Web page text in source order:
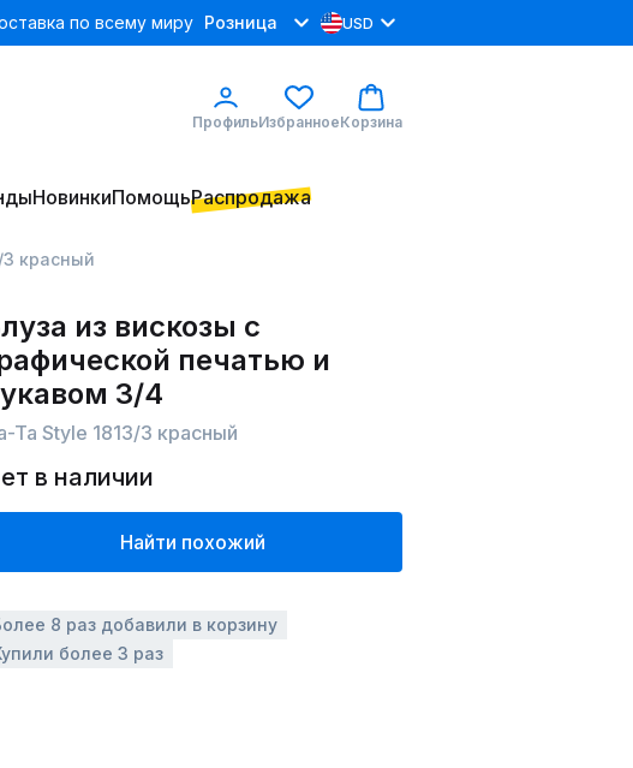
по всему миру Розница USD
ПрофильИзбранноеКорзина
НовинкиПомощьРаспродажа
3 красный
из вискозы с
печатью и
3/4
Ta Style 1813/3 красный
в наличии
Найти похожий
8 раз добавили в корзину
более 3 раз